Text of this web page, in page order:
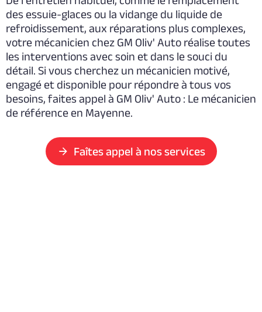
des essuie-glaces ou la vidange du liquide de
refroidissement, aux réparations plus complexes,
votre mécanicien chez GM Oliv' Auto réalise toutes
les interventions avec soin et dans le souci du
détail. Si vous cherchez un mécanicien motivé,
engagé et disponible pour répondre à tous vos
besoins, faites appel à GM Oliv' Auto : Le mécanicien
de référence en Mayenne.
Faîtes appel à nos services